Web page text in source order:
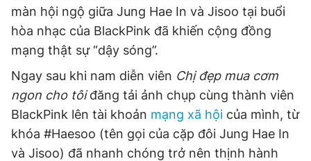
màn hội ngộ giữa Jung Hae In và Jisoo tại buổi
hòa nhạc của BlackPink đã khiến cộng đồng
mạng thật sự “dậy sóng”.
Ngay sau khi nam diễn viên Chị đẹp mua cơm
ngon cho tôiđăng tải ảnh chụp cùng thành viên
BlackPink lên tài khoản mạng xã hội của mình, từ
khóa #Haesoo (tên gọi của cặp đôi Jung Hae In
và Jisoo) đã nhanh chóng trở nên thịnh hành